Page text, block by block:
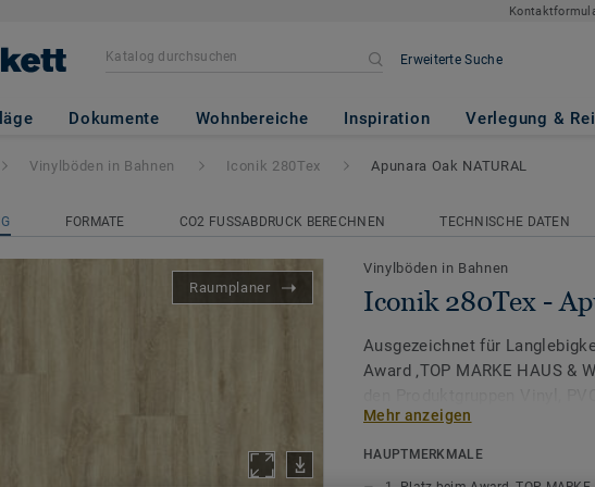
Erweiterte Suche
Dokumente Wohnbereiche Inspiration Verlegung &
280Tex - Apunara Oak NATURAL
Vinylböden in Bahnen Iconik 280Tex Apunara Oak NATURAL
FORMATE CO2 FUSSABDRUCK BERECHNEN TECHNISCHE DATEN
Raumplaner
Vinylböden in Bahnen
Iconik 280Tex -
Ausgezeichnet für
Award ‚TOP MARKE HAUS &
Mehr anzeigen
HAUPTMERKMALE